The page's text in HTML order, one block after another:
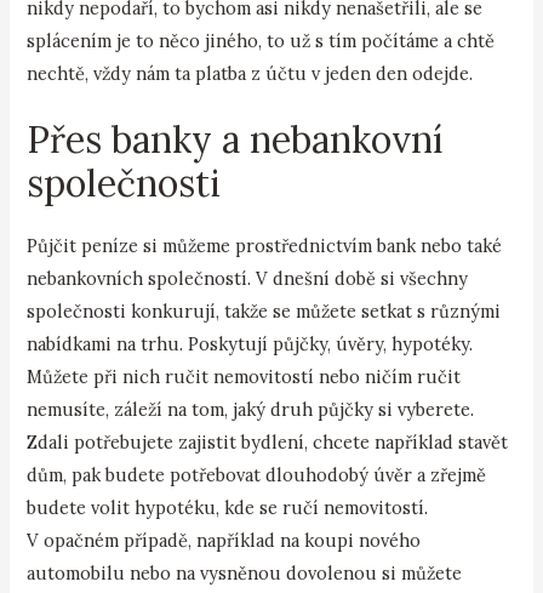
nikdy nepodaří, to bychom asi nikdy nenašetřili, ale se
splácením je to něco jiného, to už s tím počítáme a chtě
nechtě, vždy nám ta platba z účtu v jeden den odejde.
Přes banky a nebankovní
společnosti
Půjčit peníze si můžeme prostřednictvím bank nebo také
nebankovních společností. V dnešní době si všechny
společnosti konkurují, takže se můžete setkat s různými
nabídkami na trhu. Poskytují půjčky, úvěry, hypotéky.
Můžete při nich ručit nemovitostí nebo ničím ručit
nemusíte, záleží na tom, jaký druh půjčky si vyberete.
Zdali potřebujete zajistit bydlení, chcete například stavět
dům, pak budete potřebovat dlouhodobý úvěr a zřejmě
budete volit hypotéku, kde se ručí nemovitostí.
V opačném případě, například na koupi nového
automobilu nebo na vysněnou dovolenou si můžete